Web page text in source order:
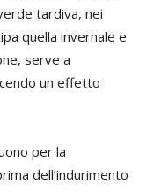
tardiva, nei
quella invernale e
serve a
un effetto
per la
dell’indurimento